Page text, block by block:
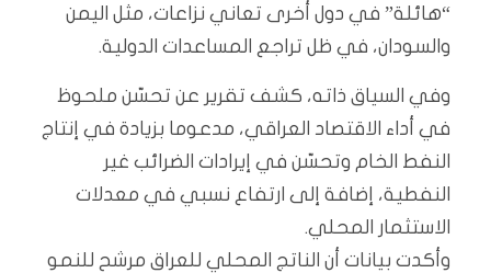
“هائلة” في دول أخرى تعاني نزاعات، مثل اليمن
والسودان، في ظل تراجع المساعدات الدولية.
وفي السياق ذاته، كشف تقرير عن تحسّن ملحوظ
في أداء الاقتصاد العراقي، مدعوما بزيادة في إنتاج
النفط الخام وتحسّن في إيرادات الضرائب غير
النفطية، إضافة إلى ارتفاع نسبي في معدلات
الاستثمار المحلي.
وأكدت بيانات أن الناتج المحلي للعراق مرشح للنمو